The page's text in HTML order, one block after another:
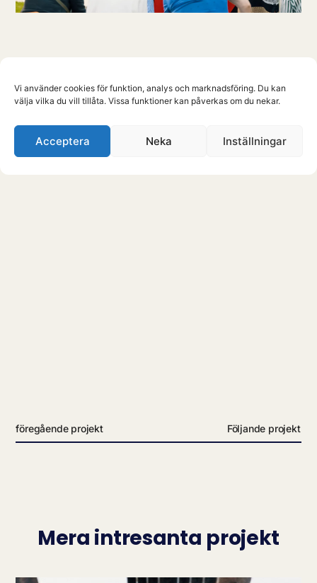
Vi använder cookies för funktion, analys och marknadsföring. Du kan
välja vilka du vill tillåta. Vissa funktioner kan påverkas om du nekar.
Acceptera Neka Inställningar
föregående projekt Följande projekt
Mera intresanta projekt